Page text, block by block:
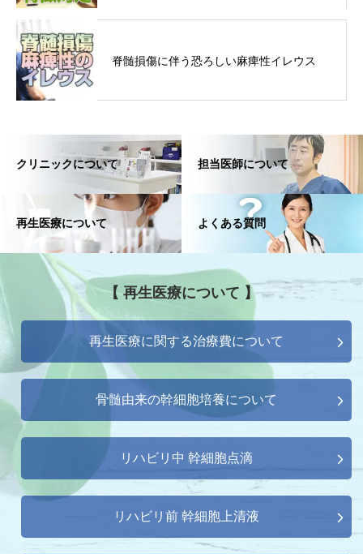
脊髄損傷に伴う恐ろしい麻痺性イレウス
クリニックについて 担当医師について
再生医療について よくある質問
【 再生医療について 】
再生医療に関する治療費について
骨髄由来の幹細胞培養について
リハビリ中 幹細胞点滴
リハビリ前 幹細胞上清液